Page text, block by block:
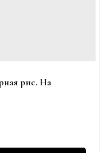
рис. На